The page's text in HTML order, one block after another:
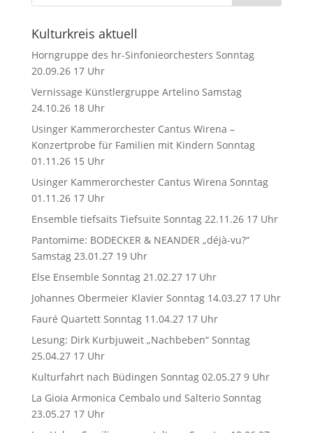
Kulturkreis aktuell
Horngruppe des hr-Sinfonieorchesters Sonntag
20.09.26 17 Uhr
Vernissage Künstlergruppe Artelino Samstag
24.10.26 18 Uhr
Usinger Kammerorchester Cantus Wirena –
Konzertprobe für Familien mit Kindern Sonntag
01.11.26 15 Uhr
Usinger Kammerorchester Cantus Wirena Sonntag
01.11.26 17 Uhr
Ensemble tiefsaits Tiefsuite Sonntag 22.11.26 17 Uhr
Pantomime: BODECKER & NEANDER „déjà-vu?“
Samstag 23.01.27 19 Uhr
Else Ensemble Sonntag 21.02.27 17 Uhr
Johannes Obermeier Klavier Sonntag 14.03.27 17 Uhr
Fauré Quartett Sonntag 11.04.27 17 Uhr
Lesung: Dirk Kurbjuweit „Nachbeben“ Sonntag
25.04.27 17 Uhr
Kulturfahrt nach Büdingen Sonntag 02.05.27 9 Uhr
La Gioia Armonica Cembalo und Salterio Sonntag
23.05.27 17 Uhr